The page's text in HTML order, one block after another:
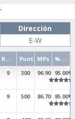
Dirección
E-W
Punt. MPs
9 300 96.90 95.00%
9 500 86.70 85.00%